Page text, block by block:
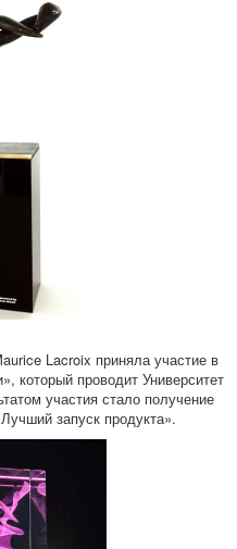
Lacroix приняла участие в
который проводит Университет
участия стало получение
запуск продукта».